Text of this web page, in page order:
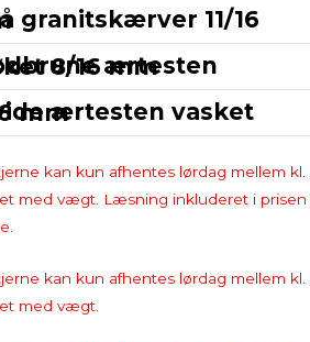
mm
ærtesten vasket 8/16 mm
vasket 8/16 mm
kan kun afhentes lørdag mellem kl.
med vægt. Læsning inkluderet i prisen
kan kun afhentes lørdag mellem kl.
med vægt.